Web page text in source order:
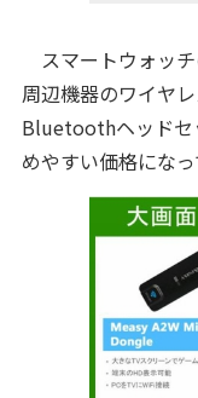
スマートウォッチ
周辺機器のワイヤ
Bluetoothヘッドセ
めやすい価格になっ